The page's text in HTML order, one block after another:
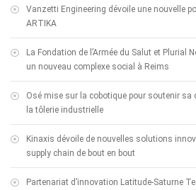
Vanzetti Engineering dévoile une nouvelle
ARTIKA
La Fondation de l’Armée du Salut et Plurial
un nouveau complexe social à Reims
Osé mise sur la cobotique pour soutenir sa
la tôlerie industrielle
Kinaxis dévoile de nouvelles solutions
supply chain de bout en bout
Partenariat d’innovation Latitude-Saturne